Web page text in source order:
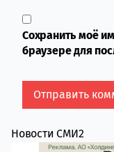
Сохранить моё
браузере для
Новости СМИ2